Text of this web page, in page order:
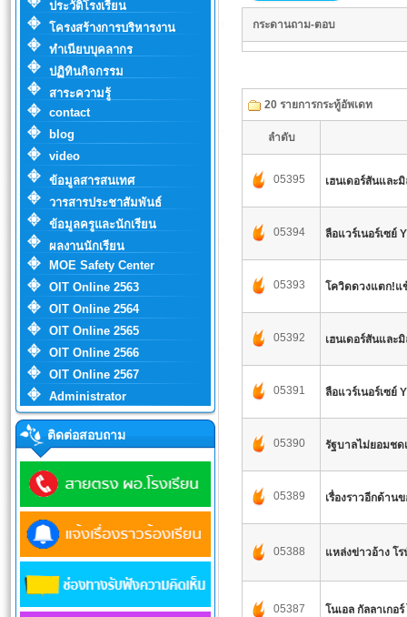
ประวัติโรงเรียน
โครงสร้างการบริหารงาน
ทำเนียบบุคลากร
ปฏิทินกิจกรรม
สาระความรู้
contact
blog
video
ข้อมูลสารสนเทศ
วารสารประชาสัมพันธ์
ข้อมูลครูและนักเรียน
ผลงานนักเรียน
MOE Safety Center
OIT Online 2563
OIT Online 2564
OIT Online 2565
OIT Online 2566
OIT Online 2567
Administrator
ติดต่อสอบถาม
กระดานถาม-ตอบ
20 รายการกระทู้อัพเดท
ลำดับ
05395 เฮนเดอร์สันและ
05394 ลือแวร์เนอร์เซย์
05393 โควิดดวงแตก!แ
05392 เฮนเดอร์สันและ
05391 ลือแวร์เนอร์เซย์
05390 รัฐบาลไม่ยอมชด
05389 เรื่องราวอีกด้าน
05388 แหล่งข่าวอ้าง โ
05387 โนเอล กัลลาเก